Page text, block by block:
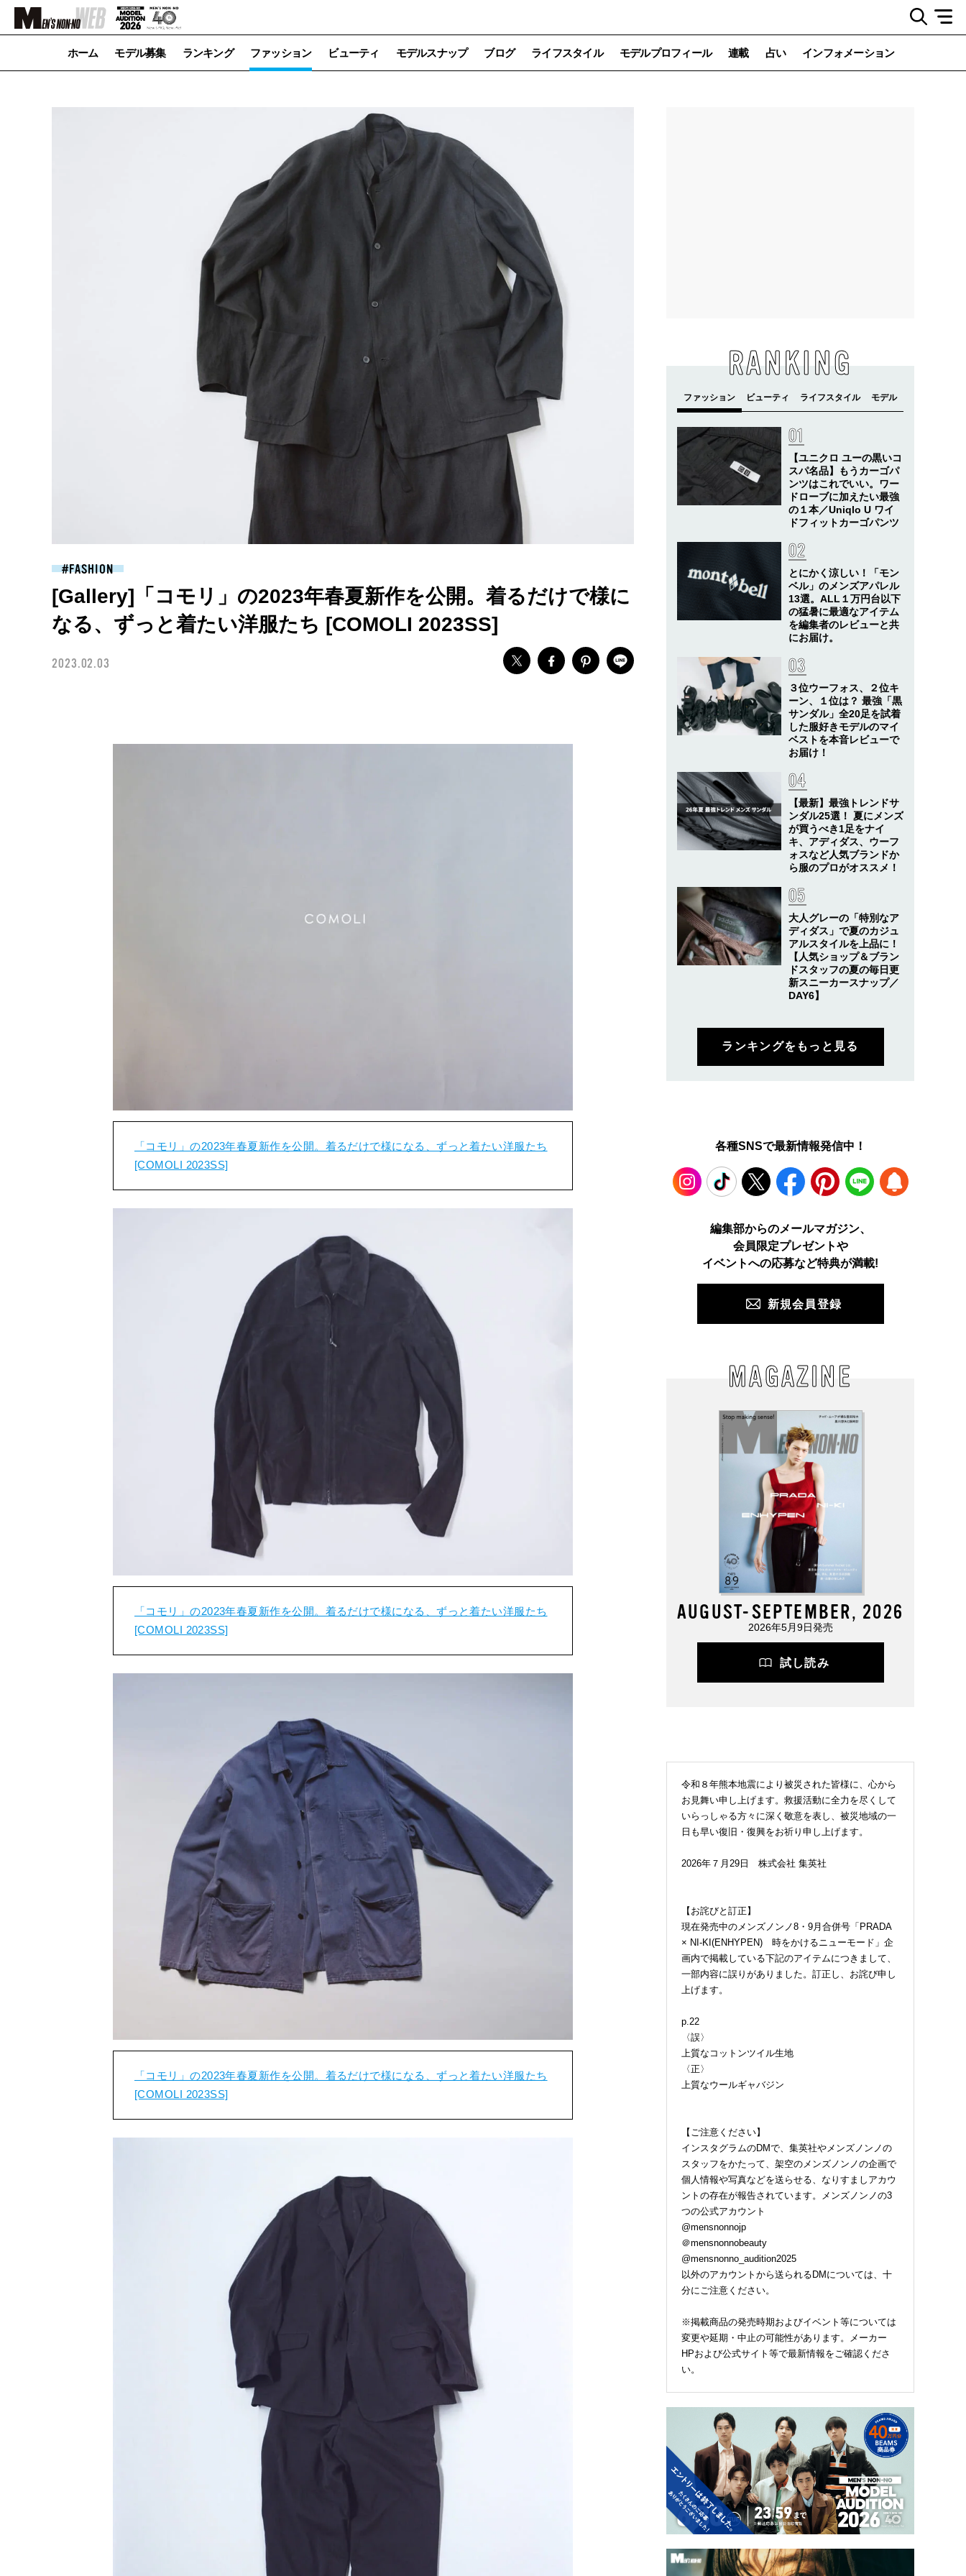
ホーム モデル募集 ランキング ファッション ビューティ モデルスナップ ブログ ライフスタイル モデルプロフィール 連載 占い インフォメーション
FASHION
[Gallery]「コモリ」の2023年春夏新作を公開。着るだけで様に
なる、ずっと着たい洋服たち [COMOLI 2023SS]
2023.02.03
「コモリ」の2023年春夏新作を公開。着るだけで様になる、ずっと着たい洋服たち
[COMOLI 2023SS]
「コモリ」の2023年春夏新作を公開。着るだけで様になる、ずっと着たい洋服たち
[COMOLI 2023SS]
「コモリ」の2023年春夏新作を公開。着るだけで様になる、ずっと着たい洋服たち
[COMOLI 2023SS]
RANKING
【ユニクロ ユーの黒いコ
スパ名品】もうカーゴパ
ンツはこれでいい。ワー
ドローブに加えたい最強
の１本／Uniqlo U ワイ
ドフィットカーゴパンツ
とにかく涼しい！「モン
ベル」のメンズアパレル
13選。ALL１万円台以下
の猛暑に最適なアイテム
を編集者のレビューと共
にお届け。
３位ウーフォス、２位キ
ーン、１位は？ 最強「黒
サンダル」全20足を試着
した服好きモデルのマイ
ベストを本音レビューで
お届け！
【最新】最強トレンドサ
ンダル25選！ 夏にメンズ
が買うべき1足をナイ
キ、アディダス、ウーフ
ォスなど人気ブランドか
ら服のプロがオススメ！
大人グレーの「特別なア
ディダス」で夏のカジュ
アルスタイルを上品に！
【人気ショップ＆ブラン
ドスタッフの夏の毎日更
新スニーカースナップ／
DAY6】
ランキングをもっと見る
各種SNSで最新情報発信中！
TikTok Facebook Pinterest LINE
編集部からのメールマガジン、
会員限定プレゼントや
イベントへの応募など特典が満載!
新規会員登録
MAGAZINE
AUGUST-SEPTEMBER, 2026
2026年5月9日発売
試し読み
令和８年熊本地震により被災された皆様に、心から
お見舞い申し上げます。救援活動に全力を尽くして
いらっしゃる方々に深く敬意を表し、被災地域の一
日も早い復旧・復興をお祈り申し上げます。
2026年７月29日 株式会社 集英社
【お詫びと訂正】
現在発売中のメンズノンノ8・9月合併号「PRADA
× NI-KI(ENHYPEN) 時をかけるニューモード」企
画内で掲載している下記のアイテムにつきまして、
一部内容に誤りがありました。訂正し、お詫び申し
上げます。
p.22
〈誤〉
上質なコットンツイル生地
〈正〉
上質なウールギャバジン
【ご注意ください】
インスタグラムのDMで、集英社やメンズノンノの
スタッフをかたって、架空のメンズノンノの企画で
個人情報や写真などを送らせる、なりすましアカウ
ントの存在が報告されています。メンズノンノの3
つの公式アカウント
@mensnonnojp
＠mensnonnobeauty
@mensnonno_audition2025
以外のアカウントから送られるDMについては、十
分にご注意ください。
※掲載商品の発売時期およびイベント等については
変更や延期・中止の可能性があります。メーカー
HPおよび公式サイト等で最新情報をご確認くださ
い。